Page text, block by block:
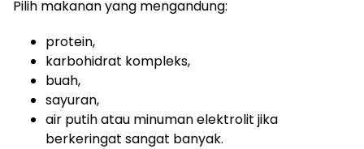
Pilih makanan yang mengandung:
protein,
karbohidrat kompleks,
buah,
sayuran,
air putih atau minuman elektrolit jika
berkeringat sangat banyak.